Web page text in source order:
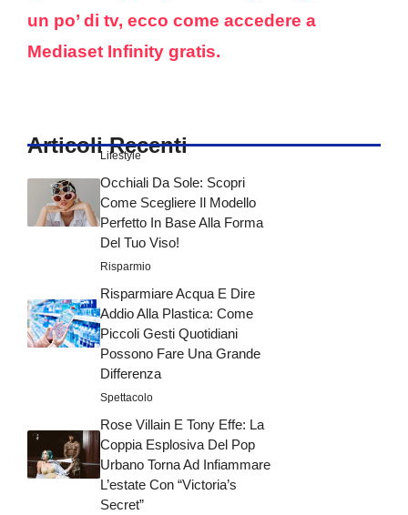
un po’ di tv, ecco come accedere a
Mediaset Infinity gratis.
Articoli Recenti
Lifestyle
Occhiali Da Sole: Scopri
Come Scegliere Il Modello
Perfetto In Base Alla Forma
Del Tuo Viso!
Risparmio
Risparmiare Acqua E Dire
Addio Alla Plastica: Come
Piccoli Gesti Quotidiani
Possono Fare Una Grande
Differenza
Spettacolo
Rose Villain E Tony Effe: La
Coppia Esplosiva Del Pop
Urbano Torna Ad Infiammare
L’estate Con “Victoria’s
Secret”